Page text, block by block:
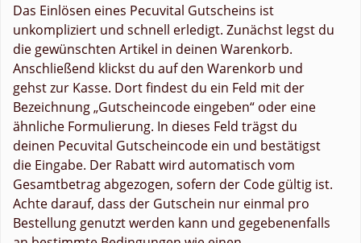
Das Einlösen eines Pecuvital Gutscheins ist
unkompliziert und schnell erledigt. Zunächst legst du
die gewünschten Artikel in deinen Warenkorb.
Anschließend klickst du auf den Warenkorb und
gehst zur Kasse. Dort findest du ein Feld mit der
Bezeichnung „Gutscheincode eingeben“ oder eine
ähnliche Formulierung. In dieses Feld trägst du
deinen Pecuvital Gutscheincode ein und bestätigst
die Eingabe. Der Rabatt wird automatisch vom
Gesamtbetrag abgezogen, sofern der Code gültig ist.
Achte darauf, dass der Gutschein nur einmal pro
Bestellung genutzt werden kann und gegebenenfalls